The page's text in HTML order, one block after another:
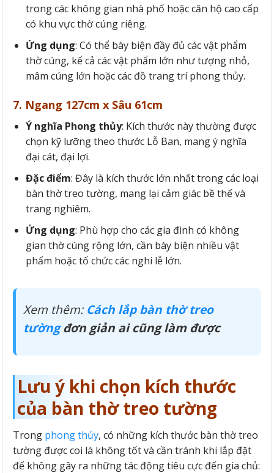
trong các không gian nhà phố hoặc căn hộ cao cấp
có khu vực thờ cúng riêng.
Ứng dụng: Có thể bày biện đầy đủ các vật phẩm
thờ cúng, kể cả các vật phẩm lớn như tượng nhỏ,
mâm cúng lớn hoặc các đồ trang trí phong thủy.
7. Ngang 127cm x Sâu 61cm
Ý nghĩa Phong thủy: Kích thước này thường được
chọn kỹ lưỡng theo thước Lỗ Ban, mang ý nghĩa
đại cát, đại lợi.
Đặc điểm: Đây là kích thước lớn nhất trong các loại
bàn thờ treo tường, mang lại cảm giác bề thế và
trang nghiêm.
Ứng dụng: Phù hợp cho các gia đình có không
gian thờ cúng rộng lớn, cần bày biện nhiều vật
phẩm hoặc tổ chức các nghi lễ lớn.
Xem thêm: Cách lắp bàn thờ treo
tườngđơn giản ai cũng làm được
Lưu ý khi chọn kích thước
của bàn thờ treo tường
Trong phong thủy, có những kích thước bàn thờ treo
tường được coi là không tốt và cần tránh khi lắp đặt
để không gây ra những tác động tiêu cực đến gia chủ: